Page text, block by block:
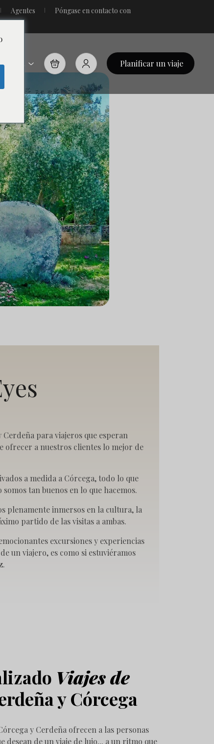
Agentes Póngase en contacto con
EUR Planificar un viaje
para viajeros que esperan
ofrecer a nuestros clientes lo mejor de
a medida a Córcega, todo lo que
tan buenos en lo que hacemos.
plenamente inmersos en la cultura, la
partido de las visitas a ambas.
excursiones y experiencias
un viajero, es como si estuviéramos
Viajes de
y Córcega
y Cerdeña ofrecen a las personas
desean de un viaje de lujo... a un ritmo que